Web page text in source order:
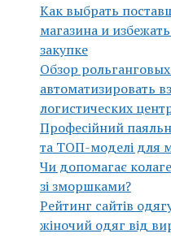
Как выбрать
магазина и
закупке
Обзор
автоматизировать
логистических
Професійний
та ТОП-моделі для
Чи допомагає
зі зморшками?
Рейтинг сайтів
жіночий одяг від